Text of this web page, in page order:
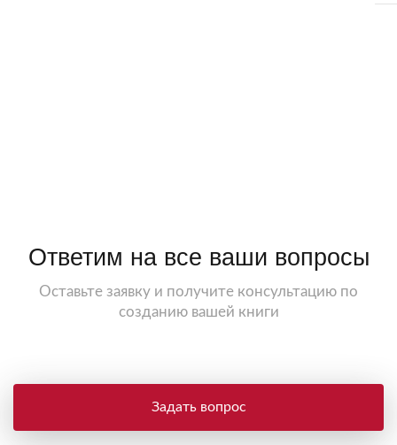
Ответим на все ваши вопросы
Оставьте заявку и получите консультацию по
созданию вашей книги
Задать вопрос